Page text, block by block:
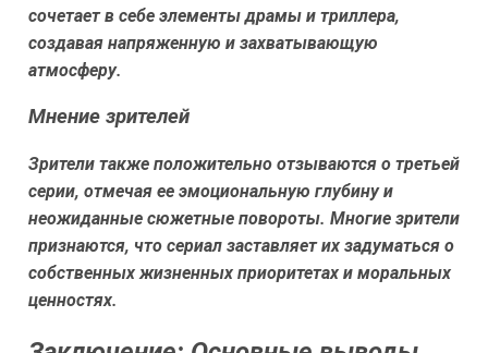
сочетает в себе элементы драмы и триллера,
создавая напряженную и захватывающую
атмосферу.
Мнение зрителей
Зрители также положительно отзываются о третьей
серии, отмечая ее эмоциональную глубину и
неожиданные сюжетные повороты. Многие зрители
признаются, что сериал заставляет их задуматься о
собственных жизненных приоритетах и моральных
ценностях.